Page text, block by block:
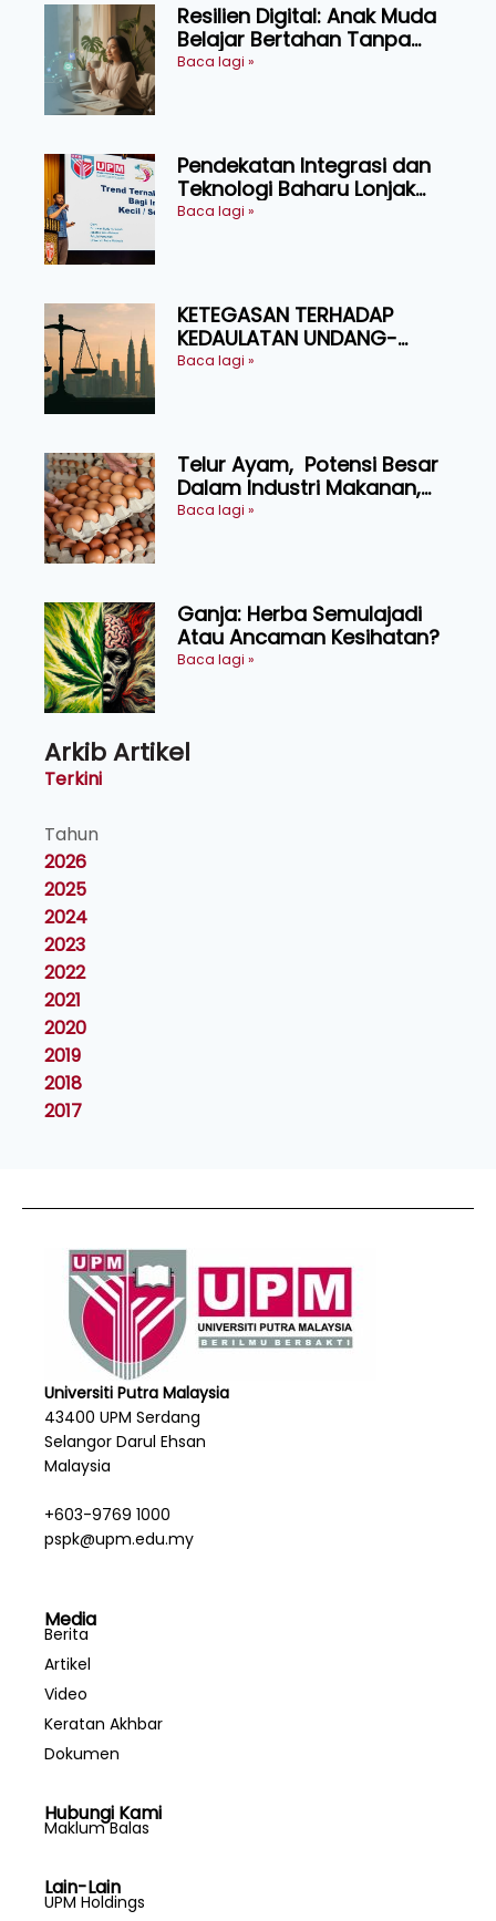
Resilien Digital: Anak Muda
Belajar Bertahan Tanpa
Perlu Menekan Diri
Baca lagi »
Pendekatan Integrasi dan
Teknologi Baharu Lonjak
Produktiviti Ternakan
Baca lagi »
KETEGASAN TERHADAP
KEDAULATAN UNDANG-
UNDANG ASAS KEPADA
Baca lagi »
Telur Ayam, Potensi Besar
Dalam Industri Makanan,
Kosmetik dan Penyelidikan
Baca lagi »
Ganja: Herba Semulajadi
Atau Ancaman Kesihatan?
Baca lagi »
Arkib Artikel
Terkini
Tahun
2026
2025
2024
2023
2022
2021
2020
2019
2018
2017
Universiti Putra Malaysia
43400 UPM Serdang
Selangor Darul Ehsan
Malaysia
+603-9769 1000
pspk@upm.edu.my
Media
Berita
Artikel
Video
Keratan Akhbar
Dokumen
Hubungi Kami
Maklum Balas
Lain-Lain
UPM Holdings